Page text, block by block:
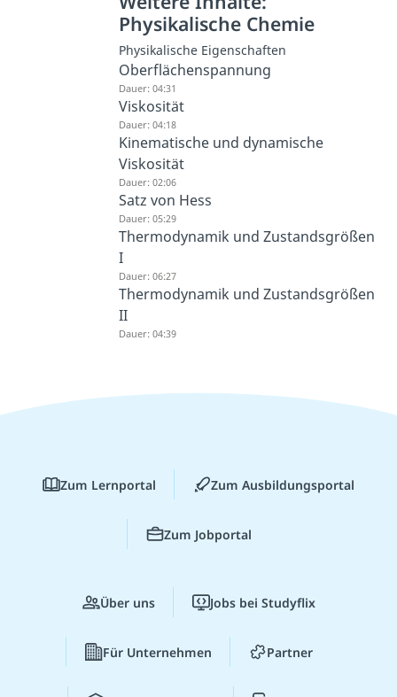
Physikalische Chemie
Physikalische Eigenschaften
Oberflächenspannung
Dauer: 04:31
Viskosität
Dauer: 04:18
Kinematische und dynamische
Viskosität
Dauer: 02:06
Satz von Hess
Dauer: 05:29
Thermodynamik und Zustandsgrößen
I
Dauer: 06:27
Thermodynamik und Zustandsgrößen
II
Dauer: 04:39
Zum Lernportal Zum Ausbildungsportal
Zum Jobportal
Über uns Jobs bei Studyflix
Für Unternehmen Partner